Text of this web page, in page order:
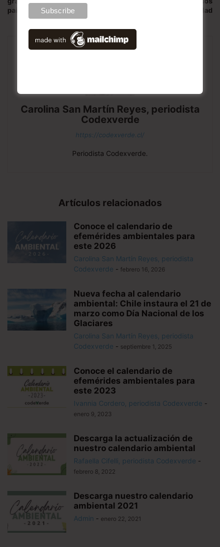
país
naturales y biodiversidad
Carolina San Martín Reyes, periodista
Codexverde
https://codexverde.cl/
Periodista Codexverde.
Artículos relacionados
Conoce el calendario de
efemérides ambientales para
este 2026
Carolina San Martín Reyes, periodista
Codexverde - febrero 16, 2026
Nueva fecha al calendario
ambiental: Chile instaura el 21 de
marzo como Día Nacional de los
Glaciares
Carolina San Martín Reyes, periodista
Codexverde - septiembre 1, 2025
Conoce el calendario de
efemérides ambientales para
este 2023
Ivannia Cordero, periodista Codexverde -
enero 9, 2023
Descarga la actualización de
nuestro calendario ambiental
Rafaella Cifelli, periodista Codexverde -
febrero 8, 2022
Descarga nuestro calendario
ambiental 2021
Admin - enero 22, 2021